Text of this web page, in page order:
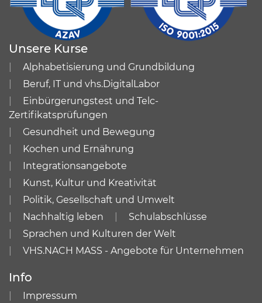
Unsere Kurse
Alphabetisierung und Grundbildung
Beruf, IT und vhs.DigitalLabor
Einbürgerungstest und Telc-
Zertifikatsprüfungen
Gesundheit und Bewegung
Kochen und Ernährung
Integrationsangebote
Kunst, Kultur und Kreativität
Politik, Gesellschaft und Umwelt
Nachhaltig leben
Schulabschlüsse
Sprachen und Kulturen der Welt
VHS.NACH MASS - Angebote für Unternehmen
Info
Impressum